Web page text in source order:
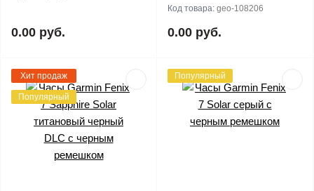
0.00 руб.
Код товара: geo-108206
0.00 руб.
Хит продаж
Популярный
Популярный